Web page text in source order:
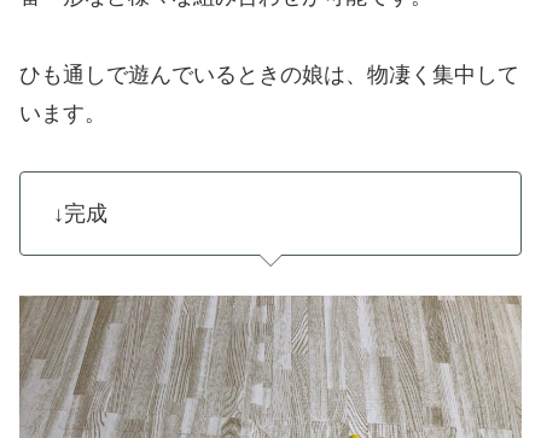
ひも通しで遊んでいるときの娘は、物凄く集中して
います。
↓完成